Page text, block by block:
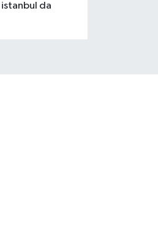
istanbul da